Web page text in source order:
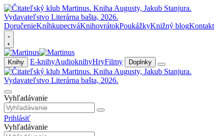
DoručenieKníhkupectváKnihovrátokPoukážkyKnižný blogKontakt
Knihy E-knihyAudioknihyHryFilmy Doplnky
Vyhľadávanie
Prihlásiť
Vyhľadávanie